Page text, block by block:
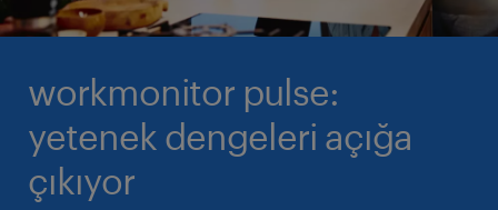
workmonitor pulse:
yetenek dengeleri açığa
çıkıyor